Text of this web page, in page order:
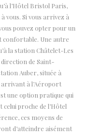
l’Hôtel Bristol Paris,
vous. Si vous arrivez à
pouvez opter pour un
Une autre
la station Châtelet-Les
direction de Saint-
Auber, située à
à l’Aéroport
une option pratique qui
proche de l’Hôtel
ces moyens de
d’atteindre aisément